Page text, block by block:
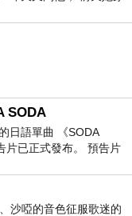
SODA
日語單曲 《SODA
片已正式發布。 預告片
對這次夏季回
沙啞的音色征服歌迷的